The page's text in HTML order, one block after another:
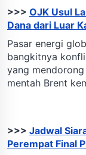
>>> OJK Usul
Dana dari Luar
Pasar energi
bangkitnya
yang
mentah Brent
>>> Jadwal
Perempat Final